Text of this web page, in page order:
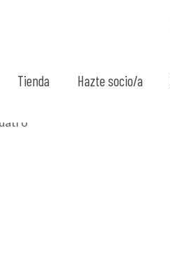
Tienda Hazte socio/a